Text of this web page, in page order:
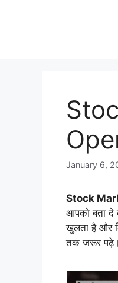
January 6,
Stock
आपको बता दे
खुलता है और
तक जरूर पढ़े।